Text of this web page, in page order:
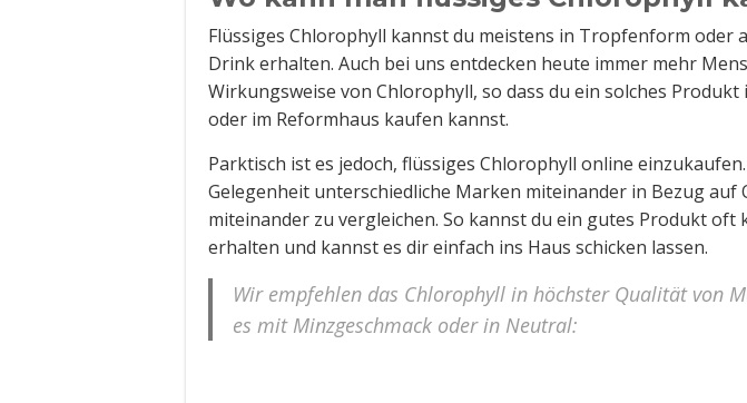
Flüssiges Chlorophyll kannst du meistens in Tropfenform oder
Drink erhalten. Auch bei uns entdecken heute immer mehr
Wirkungsweise von Chlorophyll, so dass du ein solches Produkt
oder im Reformhaus kaufen kannst.
Parktisch ist es jedoch, flüssiges Chlorophyll online
Gelegenheit unterschiedliche Marken miteinander in Bezug auf
miteinander zu vergleichen. So kannst du ein gutes Produkt oft
erhalten und kannst es dir einfach ins Haus schicken lassen.
Wir empfehlen das Chlorophyll in höchster Qualität von
es mit Minzgeschmack oder in Neutral: